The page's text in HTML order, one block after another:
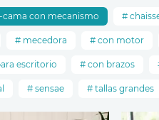
cama con mecanismo
mecedora con motor
escritorio con brazos
sensae tallas grandes